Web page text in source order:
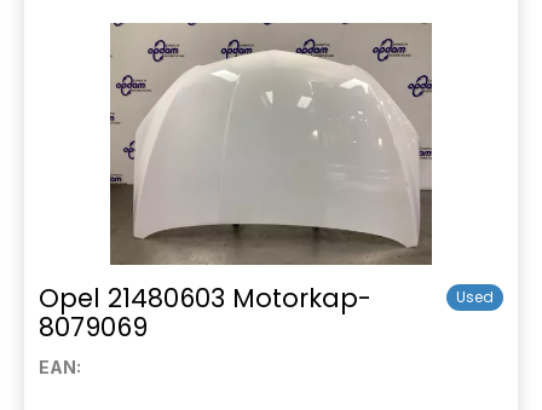
Opel 21480603 Motorkap-
8079069
Used
EAN: